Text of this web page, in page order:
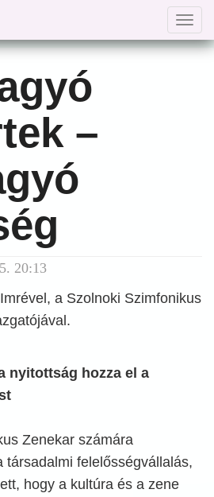
–
20:13
a Szolnoki Szimfonikus
nyitottság hozza el a
Zenekar számára
társadalmi felelősségvállalás,
hogy a kultúra és a zene